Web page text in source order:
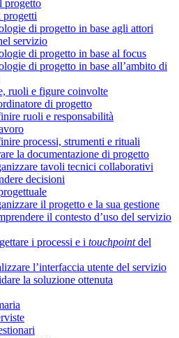
progetto
di progetto in base agli attori
servizio
di progetto in base al focus
di progetto in base all’ambito di
ruoli e figure coinvolte
di progetto
ruoli e responsabilità
processi, strumenti e rituali
la documentazione di progetto
tavoli tecnici collaborativi
decisioni
il progetto e la sua gestione
il contesto d’uso del servizio
i processi e i touchpointdel
l’interfaccia utente del servizio
la soluzione ottenuta